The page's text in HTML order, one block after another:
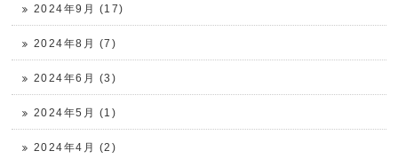
2024年9月 (17)
2024年8月 (7)
2024年6月 (3)
2024年5月 (1)
2024年4月 (2)